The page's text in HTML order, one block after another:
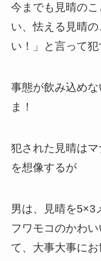
今までも見晴の
い、怯える見晴
い！」と言って犯
事態が飲み込め
ま！
犯された見晴は
を想像するが
男は、見晴を5×3
フワモコのかわ
て、大事大事に